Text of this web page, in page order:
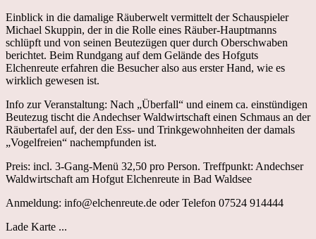
Einblick in die damalige Räuberwelt vermittelt der Schauspieler
Michael Skuppin, der in die Rolle eines Räuber-Hauptmanns
schlüpft und von seinen Beutezügen quer durch Oberschwaben
berichtet. Beim Rundgang auf dem Gelände des Hofguts
Elchenreute erfahren die Besucher also aus erster Hand, wie es
wirklich gewesen ist.
Info zur Veranstaltung: Nach „Überfall“ und einem ca. einstündigen
Beutezug tischt die Andechser Waldwirtschaft einen Schmaus an der
Räubertafel auf, der den Ess- und Trinkgewohnheiten der damals
„Vogelfreien“ nachempfunden ist.
Preis: incl. 3-Gang-Menü 32,50 pro Person. Treffpunkt: Andechser
Waldwirtschaft am Hofgut Elchenreute in Bad Waldsee
Anmeldung: info@elchenreute.de oder Telefon 07524 914444
Lade Karte ...